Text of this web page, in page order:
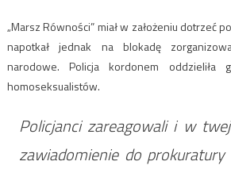
„Marsz Równości” miał w założeniu dotrzeć
napotkał jednak na blokadę
narodowe. Policja kordonem oddzieliła
homoseksualistów.
Policjanci zareagowali i w
zawiadomienie do